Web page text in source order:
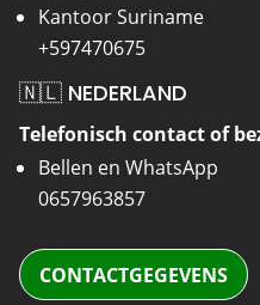
Kantoor Suriname
+597470675
🇳🇱 NEDERLAND
Telefonisch contact of
Bellen en WhatsApp
0657963857
CONTACTGEGEVENS